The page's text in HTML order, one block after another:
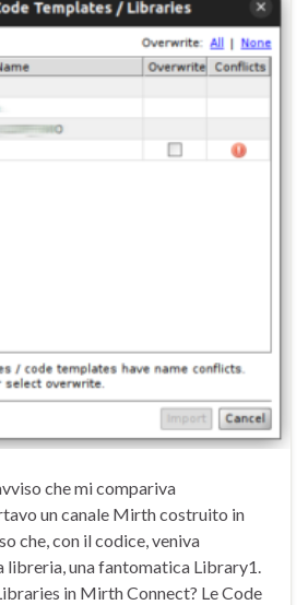
che mi compariva
un canale Mirth costruito in
che, con il codice, veniva
libreria, una fantomatica Library1.
in Mirth Connect? Le Code